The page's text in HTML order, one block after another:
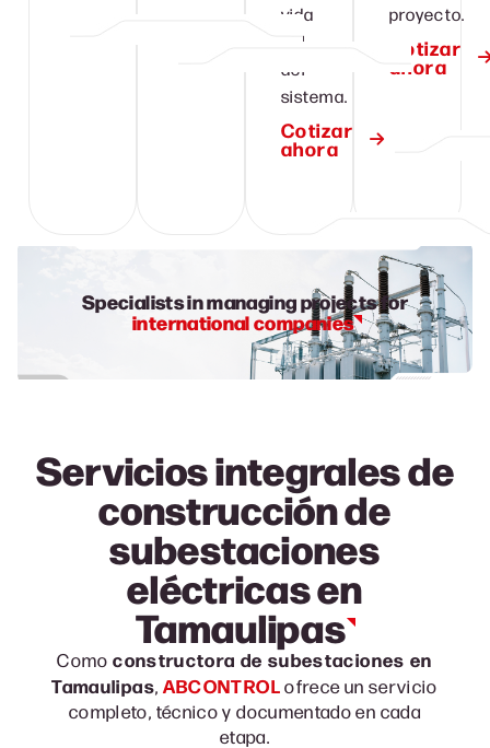
vida
útil
del
sistema.
Cotizar
ahora
proyecto.
Cotizar
ahora
Specialists in managing projects for
international companies
Servicios integrales de
construcción de
subestaciones
eléctricas en
Tamaulipas
Comoconstructora de subestaciones en
Tamaulipas, ABCONTROLofrece un servicio
completo, técnico y documentado en cada
etapa.